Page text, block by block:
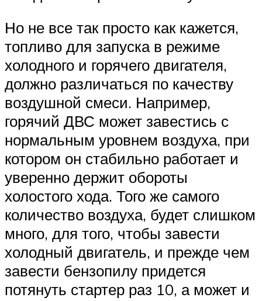
Но не все так просто как кажется,
топливо для запуска в режиме
холодного и горячего двигателя,
должно различаться по качеству
воздушной смеси. Например,
горячий ДВС может завестись с
нормальным уровнем воздуха, при
котором он стабильно работает и
уверенно держит обороты
холостого хода. Того же самого
количество воздуха, будет слишком
много, для того, чтобы завести
холодный двигатель, и прежде чем
завести бензопилу придется
потянуть стартер раз 10, а может и